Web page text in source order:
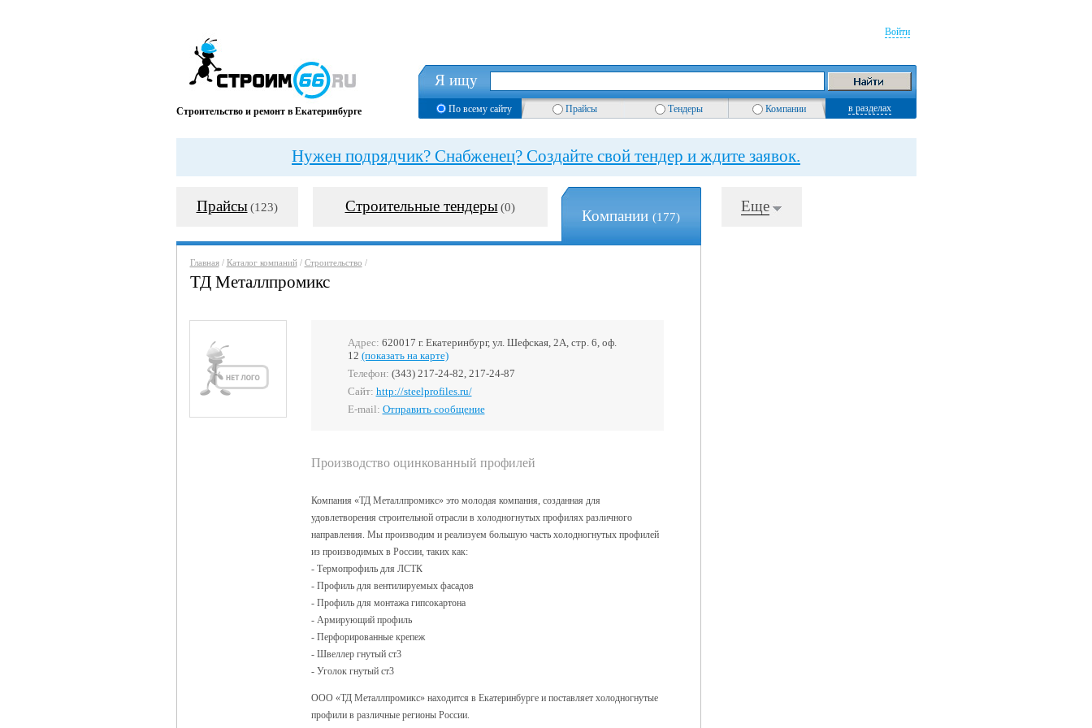
Строительство и ремонт в Екатеринбурге
Войти
Я ищу
По всему сайту Прайсы Тендеры Компании в разделах
Нужен подрядчик? Снабженец? Создайте свой тендер и ждите заявок.
Прайсы (123) Строительные тендеры (0) Компании (177)
Еще
Главная/ Каталог компаний/ Строительство /
ТД Металлпромикс
Адрес: 620017 г. Екатеринбург, ул. Шефская, 2А, стр. 6, оф.
12 (показать на карте)
Телефон: (343) 217-24-82, 217-24-87
Сайт: http://steelprofiles.ru/
E-mail: Отправить сообщение
Производство оцинкованный профилей
Компания «ТД Металлпромикс» это молодая компания, созданная для
удовлетворения строительной отрасли в холодногнутых профилях различного
направления. Мы производим и реализуем большую часть холодногнутых профилей
из производимых в России, таких как:
- Термопрофиль для ЛСТК
- Профиль для вентилируемых фасадов
- Профиль для монтажа гипсокартона
- Армирующий профиль
- Перфорированные крепеж
- Швеллер гнутый ст3
- Уголок гнутый ст3
ООО «ТД Металлпромикс» находится в Екатеринбурге и поставляет холодногнутые
профили в различные регионы России.